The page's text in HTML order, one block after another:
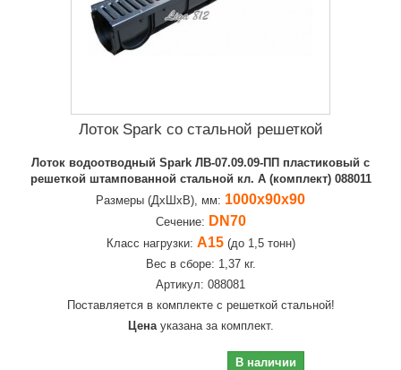
Лоток Spark со стальной решеткой
Лоток водоотводный Spark ЛВ-07.09.09-ПП пластиковый с
решеткой штампованной стальной кл. А (комплект) 088011
Размеры (ДхШхВ), мм: 1000х90х90
Сечение: DN70
Класс нагрузки: А15(до 1,5 тонн)
Вес в сборе: 1,37 кг.
Артикул: 088081
Поставляется в комплекте с решеткой стальной!
Ценауказана за комплект.
В наличии